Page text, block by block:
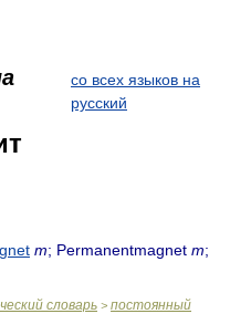
со всех языков на
русский
m; Permanentmagnet m;
словарь > постоянный